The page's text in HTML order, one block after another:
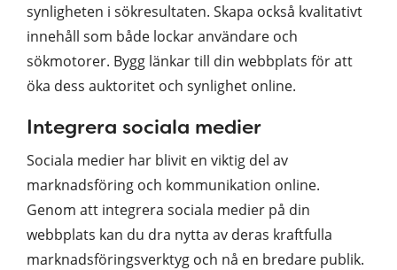
synligheten i sökresultaten. Skapa också kvalitativt
innehåll som både lockar användare och
sökmotorer. Bygg länkar till din webbplats för att
öka dess auktoritet och synlighet online.
Integrera sociala medier
Sociala medier har blivit en viktig del av
marknadsföring och kommunikation online.
Genom att integrera sociala medier på din
webbplats kan du dra nytta av deras kraftfulla
marknadsföringsverktyg och nå en bredare publik.